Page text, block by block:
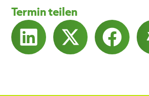
Termin teilen